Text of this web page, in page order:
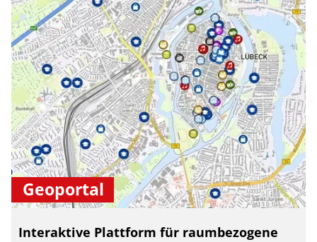
Geoportal
Interaktive Plattform für raumbezogene